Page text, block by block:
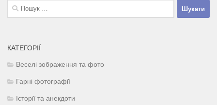
Пошук:
КАТЕГОРІЇ
Веселі зображення та фото
Гарні фотографії
Історії та анекдоти